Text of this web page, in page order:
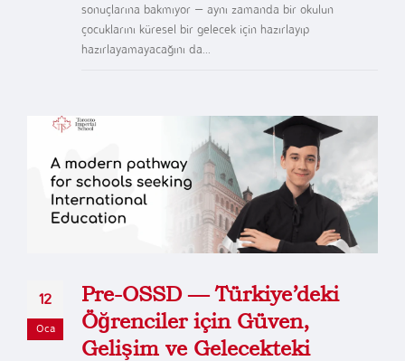
sonuçlarına bakmıyor — aynı zamanda bir okulun
çocuklarını küresel bir gelecek için hazırlayıp
hazırlayamayacağını da...
12
Oca
Pre-OSSD — Türkiye’deki
Öğrenciler için Güven,
Gelişim ve Gelecekteki